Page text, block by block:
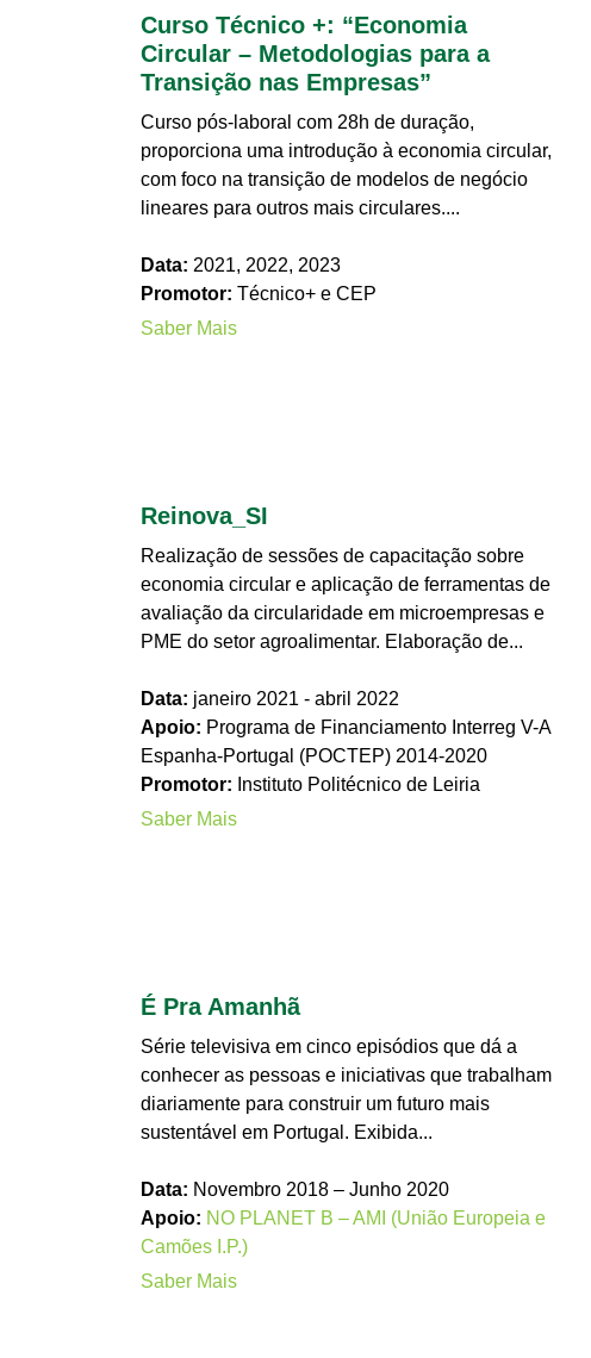
Curso Técnico +: “Economia
Circular – Metodologias para a
Transição nas Empresas”
Curso pós-laboral com 28h de duração,
proporciona uma introdução à economia circular,
com foco na transição de modelos de negócio
lineares para outros mais circulares....
Data: 2021, 2022, 2023
Promotor: Técnico+ e CEP
Saber Mais
Reinova_SI
Realização de sessões de capacitação sobre
economia circular e aplicação de ferramentas de
avaliação da circularidade em microempresas e
PME do setor agroalimentar. Elaboração de...
Data: janeiro 2021 - abril 2022
Apoio: Programa de Financiamento Interreg V-A
Espanha-Portugal (POCTEP) 2014-2020
Promotor: Instituto Politécnico de Leiria
Saber Mais
É Pra Amanhã
Série televisiva em cinco episódios que dá a
conhecer as pessoas e iniciativas que trabalham
diariamente para construir um futuro mais
sustentável em Portugal. Exibida...
Data: Novembro 2018 – Junho 2020
Apoio: NO PLANET B – AMI (União Europeia e
Camões I.P.)
Saber Mais